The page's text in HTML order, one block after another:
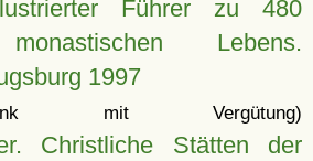
Führer zu 480
Lebens.
1997
mit Vergütung)
Christliche Stätten der